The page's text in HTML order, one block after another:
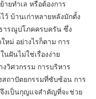
ายทำเล หรือต้องการ
ว้ บ้านเก่าหลายหลังมักตั้ง
ารณูปโภคครบครัน ซึ่ง
หม่ อย่างไรก็ตาม การ
ฝันไม่ใช่เรื่องง่าย
วิศวกรรม การบริหาร
ถาปัตยกรรมที่ซับซ้อน การ
งเป็นกุญแจสำคัญที่จะช่วย